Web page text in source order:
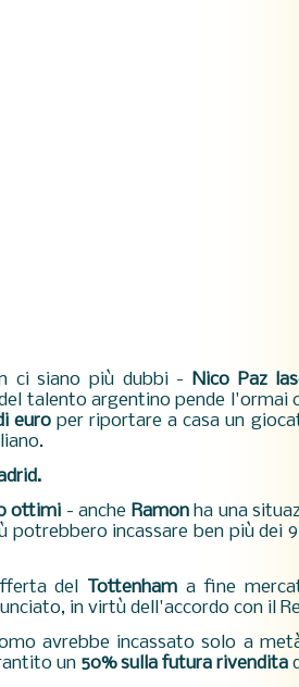
ci siano più dubbi - Nico Paz
talento argentino pende l'ormai
europer riportare a casa un
ottimi - anche Ramonha una
potrebbero incassare ben più dei
del Tottenham a fine
in virtù dell'accordo con il
avrebbe incassato solo a
un 50% sulla futura rivendita